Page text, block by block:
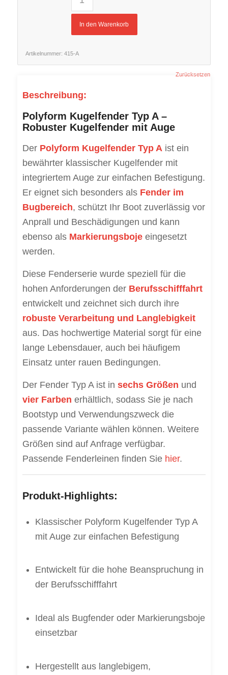
Zurücksetzen
In den Warenkorb
Artikelnummer: 415-A
Beschreibung:
Polyform Kugelfender Typ A –
Robuster Kugelfender mit Auge
Der Polyform Kugelfender Typ A ist ein
bewährter klassischer Kugelfender mit
integriertem Auge zur einfachen Befestigung.
Er eignet sich besonders als Fender im
Bugbereich, schützt Ihr Boot zuverlässig vor
Anprall und Beschädigungen und kann
ebenso als Markierungsbojeeingesetzt
werden.
Diese Fenderserie wurde speziell für die
hohen Anforderungen der Berufsschifffahrt
entwickelt und zeichnet sich durch ihre
robuste Verarbeitung und Langlebigkeit
aus. Das hochwertige Material sorgt für eine
lange Lebensdauer, auch bei häufigem
Einsatz unter rauen Bedingungen.
Der Fender Typ A ist in sechs Größen und
vier Farben erhältlich, sodass Sie je nach
Bootstyp und Verwendungszweck die
passende Variante wählen können. Weitere
Größen sind auf Anfrage verfügbar.
Passende Fenderleinen finden Sie hier.
Produkt-Highlights:
Klassischer Polyform Kugelfender Typ A
mit Auge zur einfachen Befestigung
Entwickelt für die hohe Beanspruchung in
der Berufsschifffahrt
Ideal als Bugfender oder Markierungsboje
einsetzbar
Hergestellt aus langlebigem,